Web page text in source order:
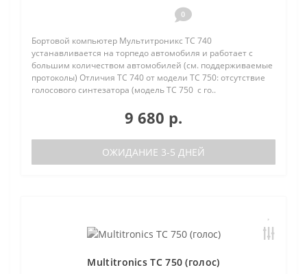
0
Бортовой компьютер Мультитроникс TC 740
устанавливается на торпедо автомобиля и работает с
большим количеством автомобилей (см. поддерживаемые
протоколы) Отличия TC 740 от модели TC 750: отсутствие
голосового синтезатора (модель TC 750 с го..
9 680 р.
ОЖИДАНИЕ 3-5 ДНЕЙ
Multitronics TC 750 (голос)